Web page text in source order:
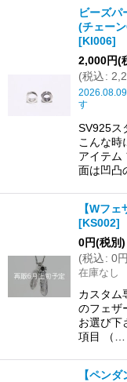
ビーズパ
(チェー
[KI006]
2,000円(
(税込:
2026.08.09
す
SV925ス
こんな時
アイテム
面は凹凸
【Wフェ
[KS002]
0円(税別)
(税込: 0円
在庫なし
カスタム
のフェザ
お選び下
項目 （…
【ペン